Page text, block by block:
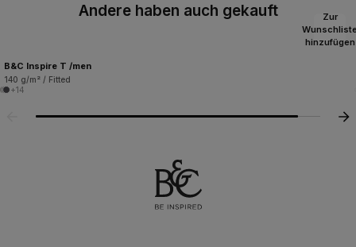
Andere haben auch gekauft
Zur
hinzufügen
B&C Inspire T /men
140 g/m² / Fitted
+14